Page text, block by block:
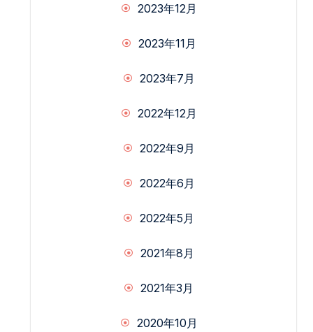
2023年12月
2023年11月
2023年7月
2022年12月
2022年9月
2022年6月
2022年5月
2021年8月
2021年3月
2020年10月